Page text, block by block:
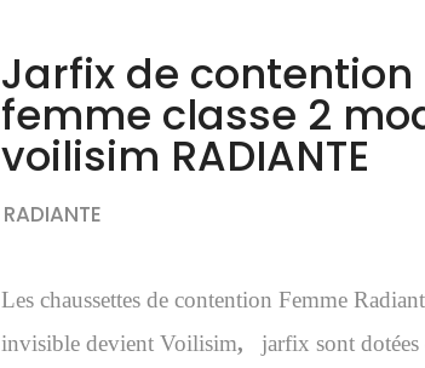
Jarfix de contention
femme classe 2
voilisim RADIANTE
RADIANTE
Les chaussettes de contention Femme
invisible devient Voilisim,
jarfix sont dotées